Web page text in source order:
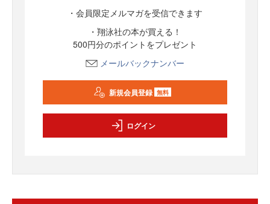
・会員限定メルマガを受信できます
・翔泳社の本が買える！
500円分のポイントをプレゼント
メールバックナンバー
新規会員登録 無料
ログイン